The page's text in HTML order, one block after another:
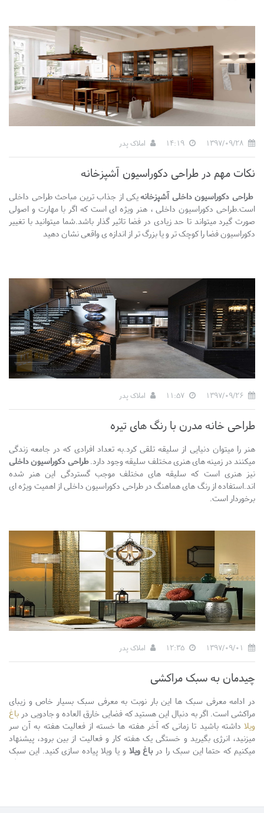
املاک پدر
نکات مهم در طراحی دکوراسیون آشپزخانه
طراحی دکوراسیون داخلی آشپزخانهیکی از جذاب ترین مباحث طراحی داخلی
است.طراحی دکوراسیون داخلی ، هنر ویژه ای است که اگر با مهارت و اصولی
صورت گیرد میتواند تا حد زیادی در فضا تاثیر گذار باشد.شما میتوانید با تغییر
دکوراسیون فضا را کوچک تر و یا بزرگ تر از اندازه ی واقعی نشان دهید
املاک پدر
طراحی خانه مدرن با رنگ های تیره
هنر را میتوان دنیایی از سلیقه تلقی کرد.به تعداد افرادی که در جامعه زندگی
میکنند در زمینه های هنری مختلف سلیقه وجود دارد.طراحی دکوراسیون داخلی
نیز هنری است که سلیقه های مختلف موجب گستردگی این هنر شده
اند.استفاده از رنگ های هماهنگ در طراحی دکوراسیون داخلی از اهمیت ویژه ای
برخوردار است.
املاک پدر
چیدمان به سبک مراکشی
در ادامه معرفی سبک ها این بار نوبت به معرفی سبک بسیار خاص و زیبای
مراکشی است. اگر به دنبال این هستید که فضایی خارق العاده و جادویی در باغ
ویلا داشته باشید تا زمانی که آخر هفته ها خسته از فعالیت هفته به آن سر
میزنید، انرژی بگیرید و خستگی یک هفته کار و فعالیت از بین برود، پیشنهاد
میکنیم که حتما این سبک را در باغ ویلا و یا ویلا پیاده سازی کنید. این سبک
شباهت زیادی به سبک ایرانی دارد و مطابق با سلیقه ایرانی ها است. قطعا اگر